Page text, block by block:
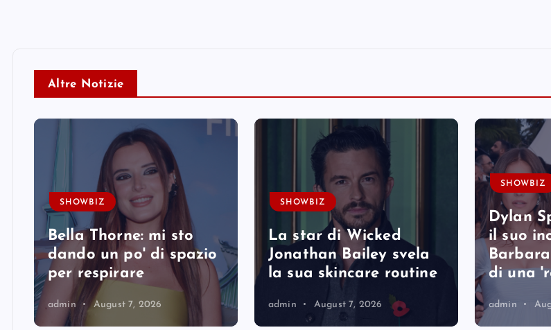
Altre Notizie
SHOWBIZ
Bella Thorne: mi sto
dando un po' di spazio
per respirare
admin August 7, 2026
SHOWBIZ
La star di Wicked
Jonathan Bailey svela
la sua skincare routine
admin August 7, 2026
SHOWBIZ
Dylan
il suo
di una
admin